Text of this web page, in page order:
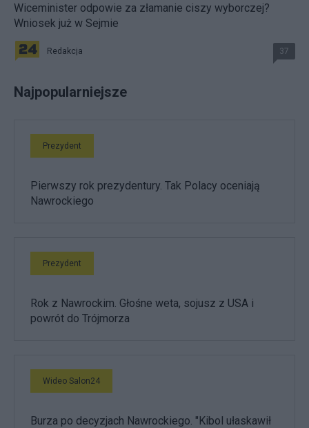
Wiceminister odpowie za złamanie ciszy wyborczej?
Wniosek już w Sejmie
Redakcja 37
Najpopularniejsze
Prezydent
Pierwszy rok prezydentury. Tak Polacy oceniają
Nawrockiego
Prezydent
Rok z Nawrockim. Głośne weta, sojusz z USA i
powrót do Trójmorza
Wideo Salon24
Burza po decyzjach Nawrockiego. "Kibol ułaskawił